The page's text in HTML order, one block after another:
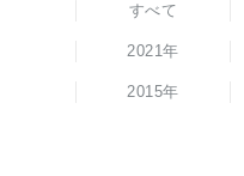
すべて
2021年
2015年